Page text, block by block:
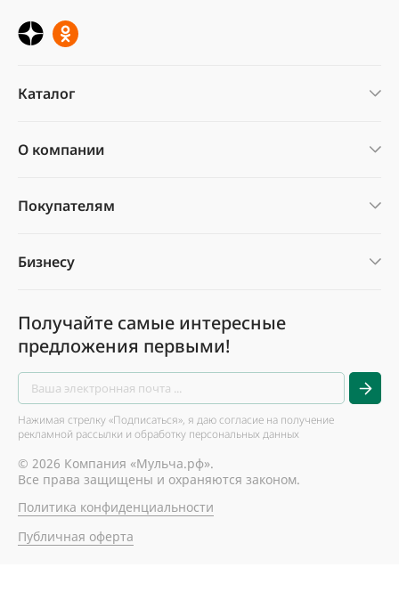
Каталог
О компании
Покупателям
Бизнесу
Получайте самые интересные
предложения первыми!
Нажимая стрелку «Подписаться», я даю согласие на получение
рекламной рассылки и обработку персональных данных
© 2026 Компания «Мульча.рф».
Все права защищены и охраняются законом.
Политика конфиденциальности
Публичная оферта